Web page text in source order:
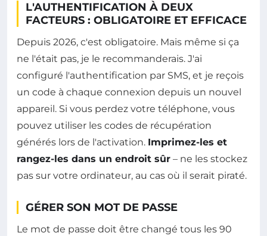
L'AUTHENTIFICATION À DEUX
FACTEURS : OBLIGATOIRE ET EFFICACE
Depuis 2026, c'est obligatoire. Mais même si ça
ne l'était pas, je le recommanderais. J'ai
configuré l'authentification par SMS, et je reçois
un code à chaque connexion depuis un nouvel
appareil. Si vous perdez votre téléphone, vous
pouvez utiliser les codes de récupération
générés lors de l'activation. Imprimez-les et
rangez-les dans un endroit sûr – ne les stockez
pas sur votre ordinateur, au cas où il serait piraté.
GÉRER SON MOT DE PASSE
Le mot de passe doit être changé tous les 90